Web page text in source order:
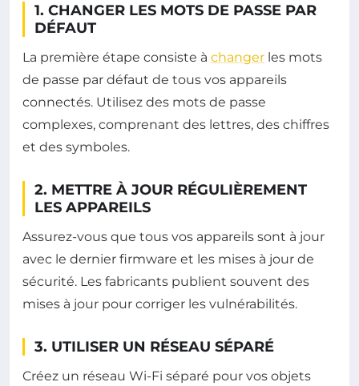
1. CHANGER LES MOTS DE PASSE PAR
DÉFAUT
La première étape consiste à changer les mots
de passe par défaut de tous vos appareils
connectés. Utilisez des mots de passe
complexes, comprenant des lettres, des chiffres
et des symboles.
2. METTRE À JOUR RÉGULIÈREMENT
LES APPAREILS
Assurez-vous que tous vos appareils sont à jour
avec le dernier firmware et les mises à jour de
sécurité. Les fabricants publient souvent des
mises à jour pour corriger les vulnérabilités.
3. UTILISER UN RÉSEAU SÉPARÉ
Créez un réseau Wi-Fi séparé pour vos objets